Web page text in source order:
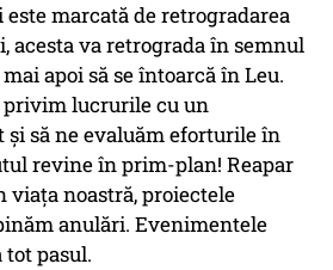
marcată de retrogradarea
acesta va retrograda în semnul
apoi să se întoarcă în Leu.
lucrurile cu un
să ne evaluăm eforturile în
revine în prim-plan! Reapar
noastră, proiectele
anulări. Evenimentele
pasul.